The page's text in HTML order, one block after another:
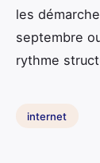
les
septembre
rythme
internet